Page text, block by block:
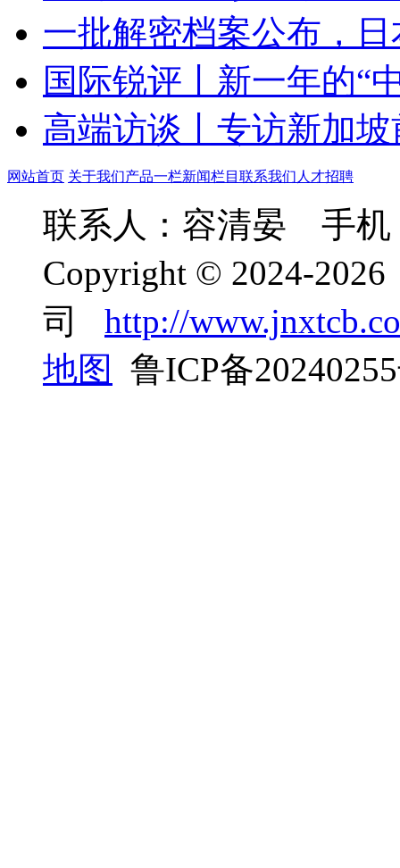
一批解密档案公布，
国际锐评丨新一年的“
高端访谈丨专访新加
网站首页 关于我们产品一栏新闻栏目 联系我们 人才招聘
联系人：容清晏 手
Copyright © 2024-
司 http://
地图
鲁ICP备